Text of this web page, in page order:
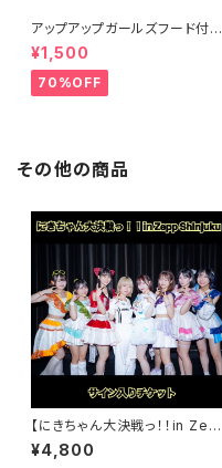
アップアップガールズフード付き
タオル
¥1,500
70%OFF
その他の商品
【にきちゃん大決戦っ！！in Zep
p Shinjuku】サイン入りチケット
¥4,800